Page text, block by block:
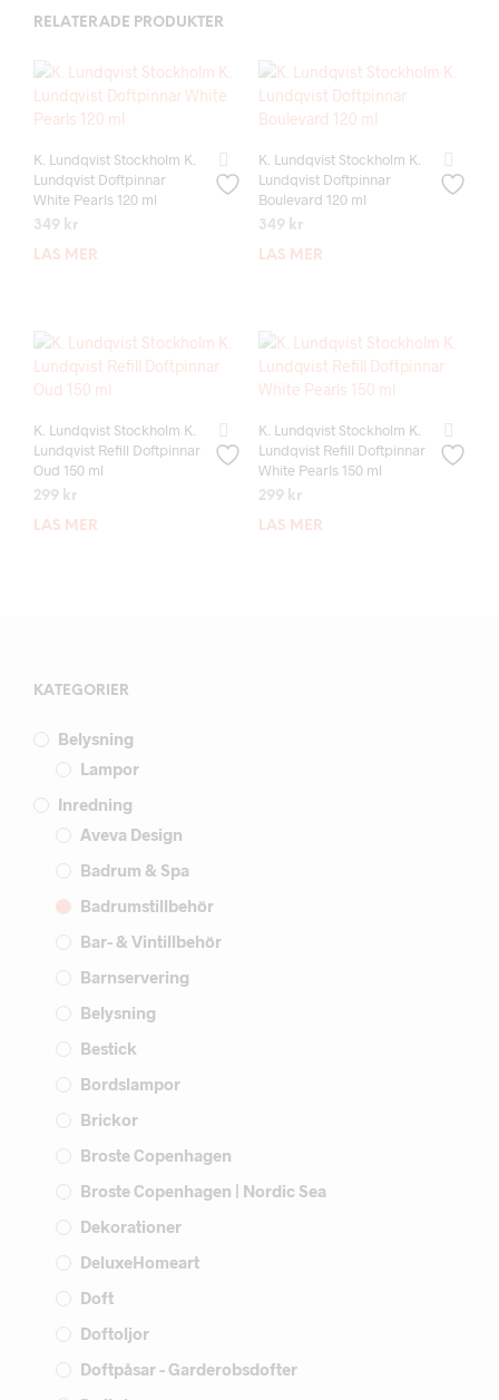
RELATERADE PRODUKTER
K. Lundqvist Stockholm K.
Lundqvist Doftpinnar
White Pearls 120 ml
349 kr
LÄS MER
K. Lundqvist Stockholm K.
Lundqvist Doftpinnar
Boulevard 120 ml
349 kr
LÄS MER
K. Lundqvist Stockholm K.
Lundqvist Refill Doftpinnar
Oud 150 ml
299 kr
LÄS MER
K. Lundqvist Stockholm K.
Lundqvist Refill Doftpinnar
White Pearls 150 ml
299 kr
LÄS MER
KATEGORIER
Belysning
Lampor
Inredning
Aveva Design
Badrum & Spa
Badrumstillbehör
Bar- & Vintillbehör
Barnservering
Belysning
Bestick
Bordslampor
Brickor
Broste Copenhagen
Broste Copenhagen | Nordic Sea
Dekorationer
DeluxeHomeart
Doft
Doftoljor
Doftpåsar - Garderobsdofter